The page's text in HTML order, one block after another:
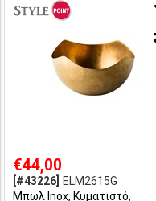
€44,00
[#43226]
ELM2615G
Μπωλ Inox, Κυματιστό,